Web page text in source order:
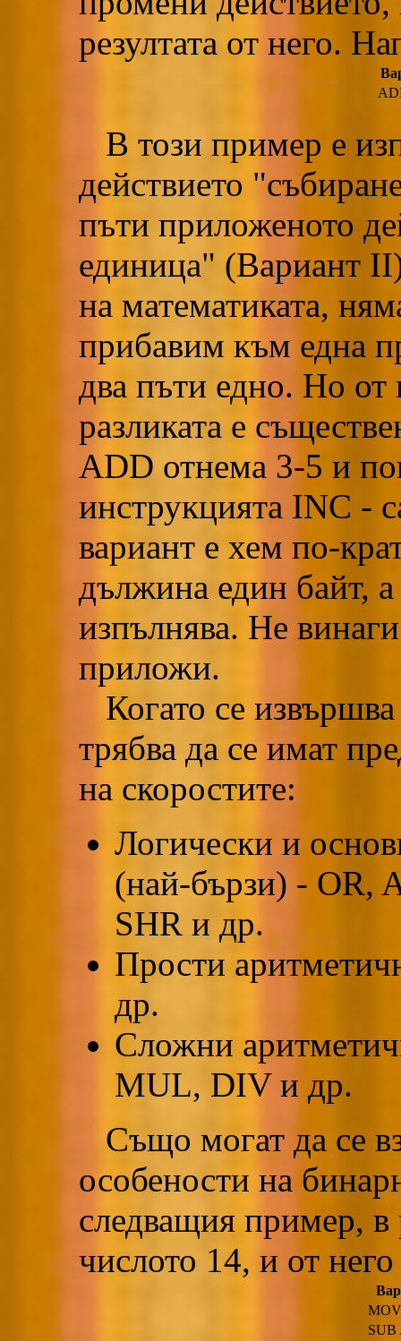
резултата от него.
В този пример е
действието
пъти приложеното
единица" (Вариант
на математиката,
прибавим към една
два пъти едно. Но от
разликата е
ADD отнема 3-5 и
инструкцията INC -
вариант е хем по-
дължина един байт,
изпълнява. Не
приложи.
Когато се
трябва да се имат
на скоростите:
Логически и
(най-бързи) - OR,
SHR и др.
Прости
др.
Сложни
MUL, DIV и др.
Също могат да се
особености на
следващия пример, в
числото 14, и от
SUB